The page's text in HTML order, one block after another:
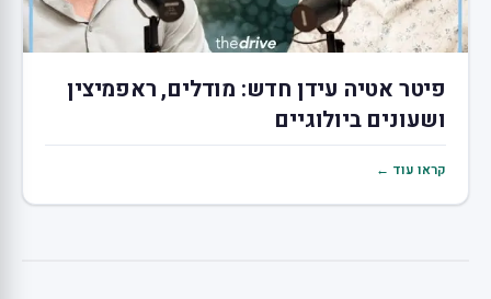
פיטר אטיה עידן חדש: מודלים, ראפמיצין
ושעונים ביולוגיים
קראו עוד ←